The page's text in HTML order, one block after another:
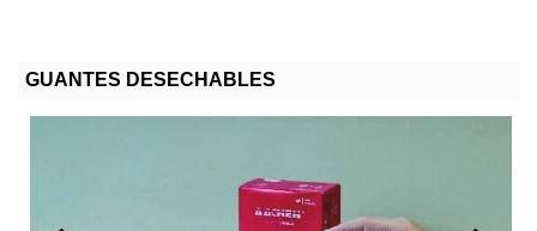
GUANTES DESECHABLES